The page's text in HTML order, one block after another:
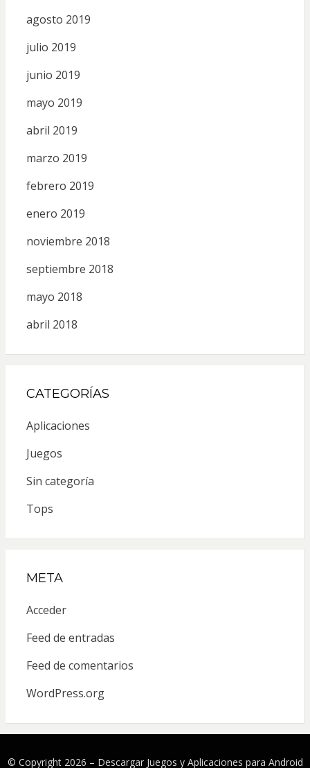
agosto 2019
julio 2019
junio 2019
mayo 2019
abril 2019
marzo 2019
febrero 2019
enero 2019
noviembre 2018
septiembre 2018
mayo 2018
abril 2018
CATEGORÍAS
Aplicaciones
Juegos
Sin categoría
Tops
META
Acceder
Feed de entradas
Feed de comentarios
WordPress.org
© Copyright 2026 – Descargar Juegos y Aplicaciones para Android